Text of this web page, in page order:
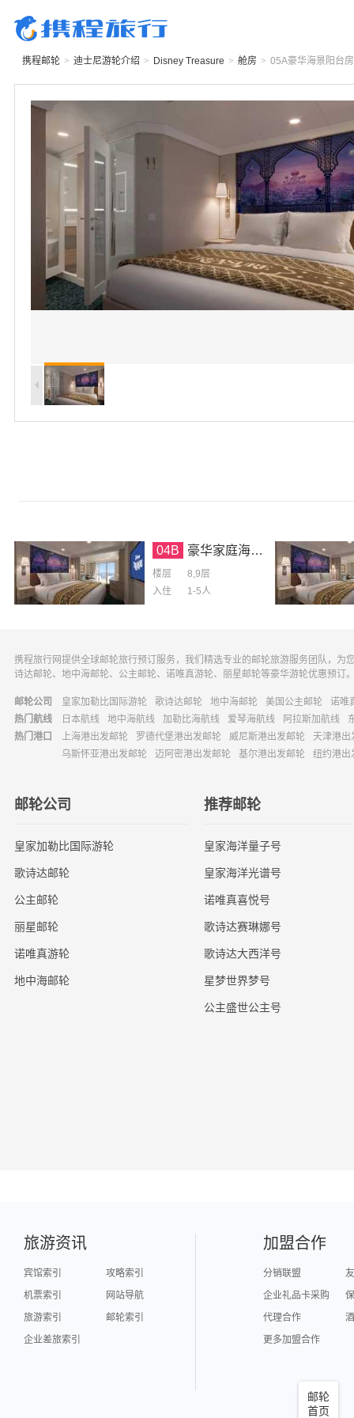
携程邮轮 > 迪士尼游轮介绍 > Disney Treasure > 舱房 > 05A豪华海景阳台房
04B 豪华家庭海景阳台房
楼层
8,9层
入住
1-5人
携程旅行网提供全球邮轮旅行预订服务，我们精选专业的邮轮旅游服务团队，
诗达邮轮、地中海邮轮、公主邮轮、诺唯真游轮、丽星邮轮等豪华游轮优惠预订
邮轮公司 皇家加勒比国际游轮 歌诗达邮轮 地中海邮轮 美国公主邮轮
诺唯
热门航线
日本航线 地中海航线 加勒比海航线 爱琴海航线 阿拉斯加航线
热门港口
上海港出发邮轮 罗德代堡港出发邮轮 威尼斯港出发邮轮
天津港出
乌斯怀亚港出发邮轮
迈阿密港出发邮轮 基尔港出发邮轮 纽约港出
邮轮公司
皇家加勒比国际游轮
歌诗达邮轮
公主邮轮
丽星邮轮
诺唯真游轮
地中海邮轮
推荐邮轮
皇家海洋量子号
皇家海洋光谱号
诺唯真喜悦号
歌诗达赛琳娜号
歌诗达大西洋号
星梦世界梦号
公主盛世公主号
邮轮
首页
旅游资讯
宾馆索引
攻略索引
机票索引
网站导航
旅游索引
邮轮索引
企业差旅索引
加盟合作
分销联盟
企业礼品卡采购
代理合作
更多加盟合作